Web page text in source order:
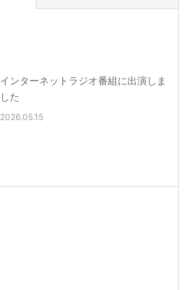
インターネットラジオ番組に出演しま
した
2026.05.15